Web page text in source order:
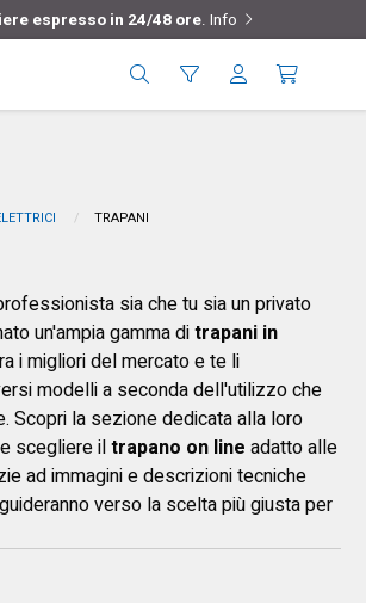
espresso in 24/48 ore. Info
TRAPANI
sia che tu sia un privato
un'ampia gamma ditrapani in
i migliori del mercato e te li
modelli a seconda dell'utilizzo che
Scopri la sezione dedicata alla loro
scegliere iltrapano on line adatto alle
ad immagini e descrizioni tecniche
verso la scelta più giusta per